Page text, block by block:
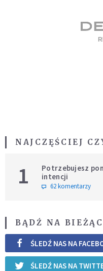
NAJCZĘŚCIEJ
1
Potrzebujesz
intencji
62 komentarzy
BĄDŹ NA
ŚLEDŹ NAS NA
ŚLEDŹ NAS NA